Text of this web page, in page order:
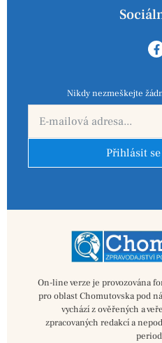
Nikdy nezmeškejte
Přihlásit
On-line verze je provozována
pro oblast Chomutovska pod
vychází z ověřených a
zpracovaných redakcí a